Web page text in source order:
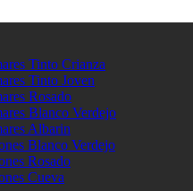
Tinto Crianza
Tinto Joven
Rosado
Blanco Verdejo
Albarin
Blanco Verdejo
Rosado
Cueva